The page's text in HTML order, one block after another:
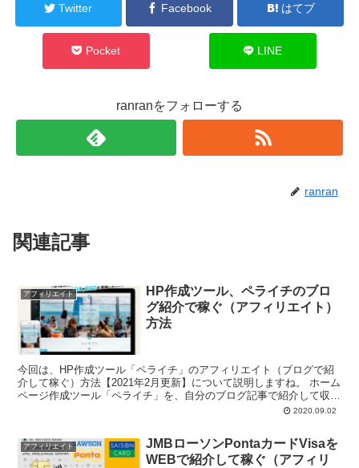
Twitter Facebook はてブ
Pocket LINE
ranranをフォローする
ranran
関連記事
アフィリエイト
HP作成ツール、ペライチのブロ
グ紹介で稼ぐ（アフィリエイト）
方法
今回は、HP作成ツール「ペライチ」のアフィリエイト（ブログで紹
介して稼ぐ）方法【2021年2月更新】について説明しますね。 ホーム
ページ作成ツール「ペライチ」を、自分のブログ記事で紹介して収入
2020.09.02
アフィリエイト
JMBローソンPontaカードVisaを
WEBで紹介して稼ぐ（アフィリ